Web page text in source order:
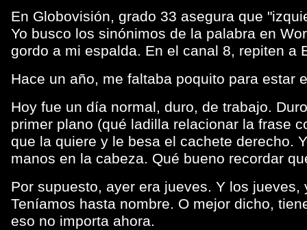
En Globovisión, grado 33 asegura que
Yo busco los sinónimos de la palabra en
gordo a mi espalda. En el canal 8, repiten a
Hace un año, me faltaba poquito para estar
Hoy fue un día normal, duro, de trabajo.
primer plano (qué ladilla relacionar la frase
que la quiere y le besa el cachete derecho.
manos en la cabeza. Qué bueno recordar
Por supuesto, ayer era jueves. Y los
Teníamos hasta nombre. O mejor dicho,
eso no importa ahora.